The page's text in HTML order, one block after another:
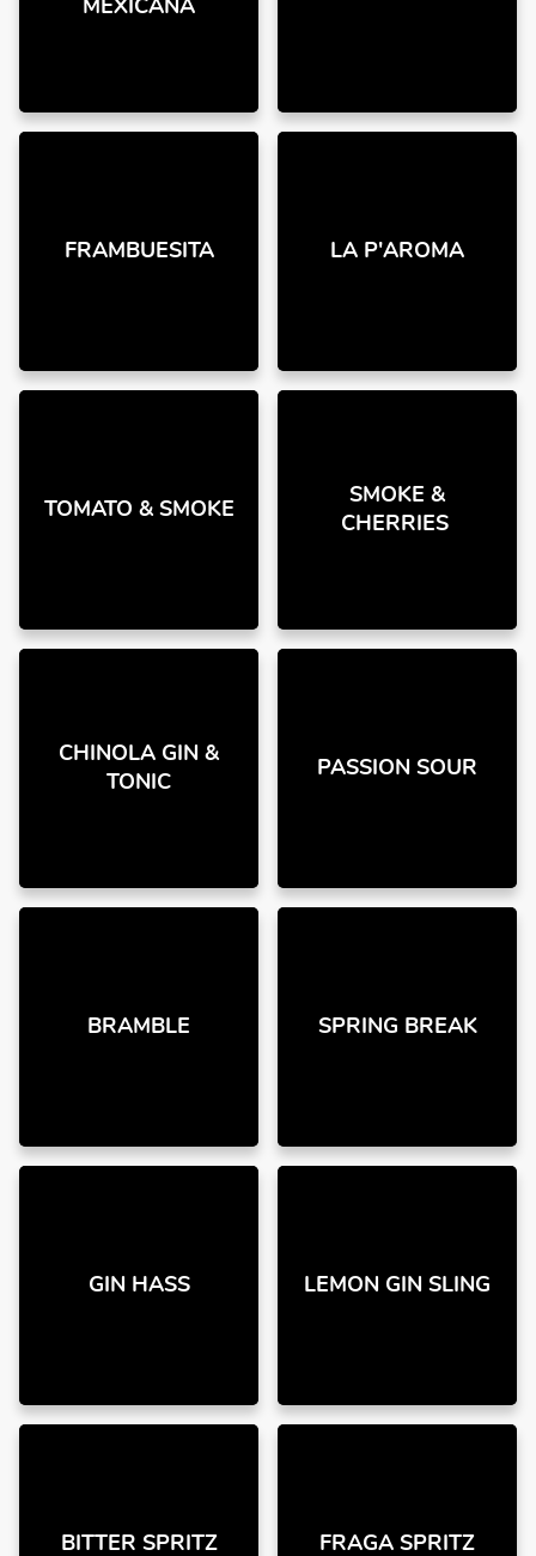
MEXICANA
FRAMBUESITA LA P'AROMA
TOMATO & SMOKE
SMOKE &
CHERRIES
CHINOLA GIN &
TONIC
PASSION SOUR
BRAMBLE SPRING BREAK
GIN HASS LEMON GIN SLING
BITTER SPRITZ FRAGA SPRITZ